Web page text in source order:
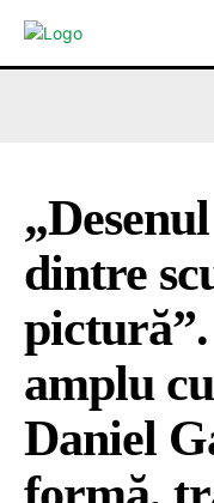
dintre
amplu
Daniel